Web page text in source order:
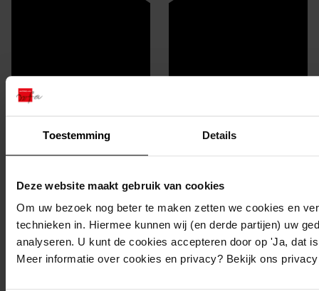
Toestemming Details
Deze website maakt gebruik van cookies
Om uw bezoek nog beter te maken zetten we cookies en
technieken in. Hiermee kunnen wij (en derde partijen) uw
analyseren. U kunt de cookies accepteren door op 'Ja, dat
Meer informatie over cookies en privacy? Bekijk ons
U kunt dit stuk / deze stukken in origineel raadplegen
in de studiezaal van het Westfries Archief (WFA).
U heeft daarvoor de volgende gegevens nodig:
Archiefnummer: 1049-BD
Inventarisnummer: 639